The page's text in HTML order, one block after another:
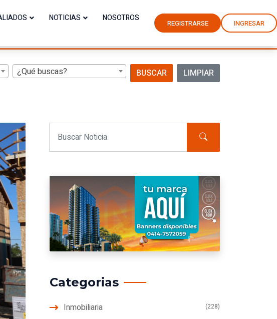
NOTICIAS NOSOTROS REGISTRARSE INGRESAR
¿Qué buscas? BUSCAR LIMPIAR
Categorias
Inmobiliaria (228)